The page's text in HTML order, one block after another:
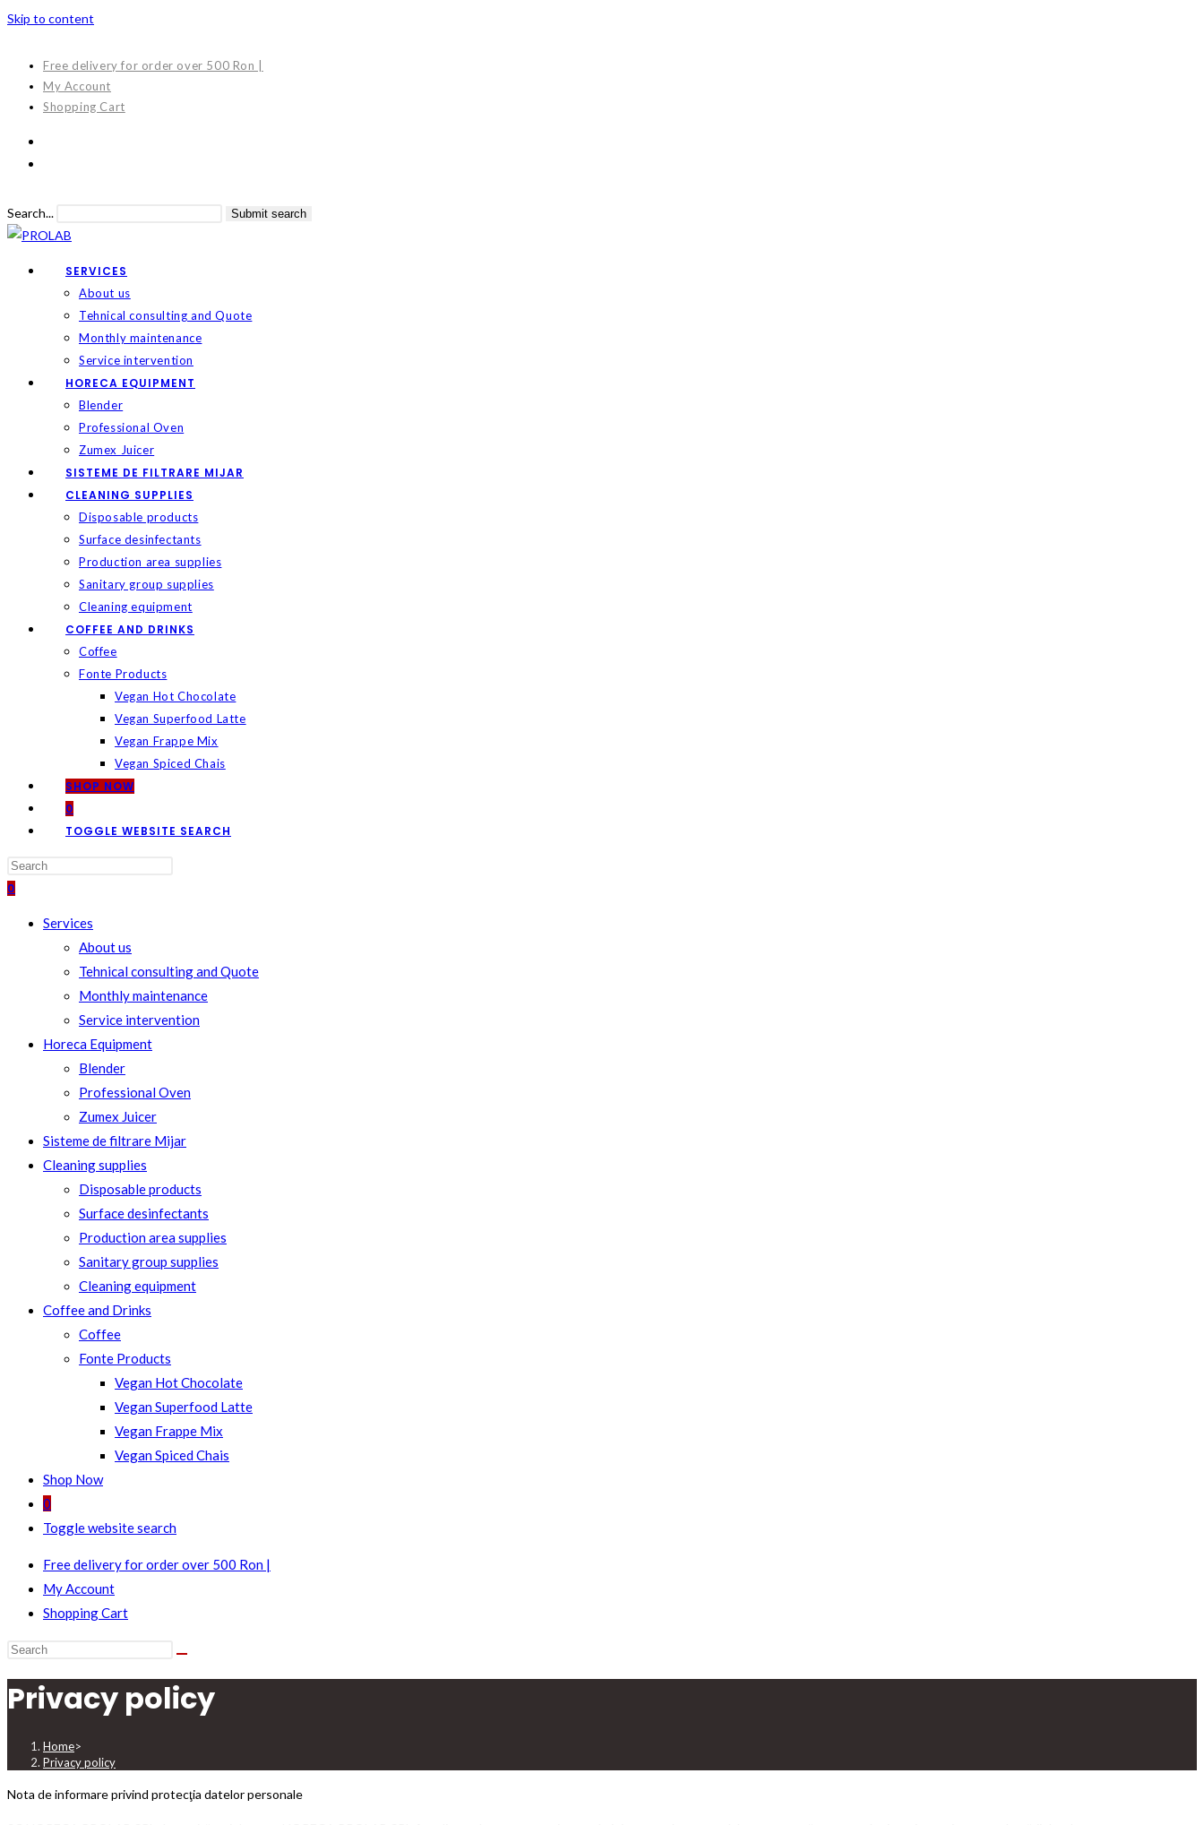
Skip to content
Free delivery for order over 500 Ron |
My Account
Shopping Cart
Search... Submit search
SERVICES
About us
Tehnical consulting and Quote
Monthly maintenance
Service intervention
HORECA EQUIPMENT
Blender
Professional Oven
Zumex Juicer
SISTEME DE FILTRARE MIJAR
CLEANING SUPPLIES
Disposable products
Surface desinfectants
Production area supplies
Sanitary group supplies
Cleaning equipment
COFFEE AND DRINKS
Coffee
Fonte Products
Vegan Hot Chocolate
Vegan Superfood Latte
Vegan Frappe Mix
Vegan Spiced Chais
SHOP NOW
0
TOGGLE WEBSITE SEARCH
0
Services
About us
Tehnical consulting and Quote
Monthly maintenance
Service intervention
Horeca Equipment
Blender
Professional Oven
Zumex Juicer
Sisteme de filtrare Mijar
Cleaning supplies
Disposable products
Surface desinfectants
Production area supplies
Sanitary group supplies
Cleaning equipment
Coffee and Drinks
Coffee
Fonte Products
Vegan Hot Chocolate
Vegan Superfood Latte
Vegan Frappe Mix
Vegan Spiced Chais
Shop Now
0
Toggle website search
Free delivery for order over 500 Ron |
My Account
Shopping Cart
Privacy policy
Home>
Privacy policy
Nota de informare privind protecţia datelor personale